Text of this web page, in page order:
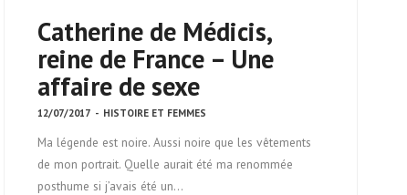
Catherine de Médicis,
reine de France – Une
affaire de sexe
12/07/2017 - HISTOIRE ET FEMMES
Ma légende est noire. Aussi noire que les vêtements
de mon portrait. Quelle aurait été ma renommée
posthume si j’avais été un…